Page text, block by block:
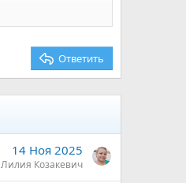
Ответить
14 Ноя 2025
Лилия Козакевич